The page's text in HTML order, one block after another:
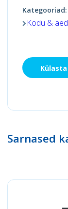
Kategooriad:
Kodu & aed
Sarnased